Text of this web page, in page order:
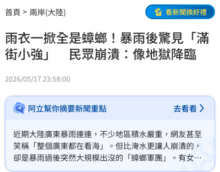
首頁 兩岸(大陸) 看新聞換好禮
雨衣一掀全是蟑螂！暴雨後驚見「滿
街小強」 民眾崩潰：像地獄降臨
2026/05/17 23:58:00
阿立幫你摘要新聞重點 去看看
近期大陸廣東暴雨連連，不少地區積水嚴重，網友甚至
笑稱「整個廣東都在看海」。但比淹水更讓人崩潰的，
卻是暴雨過後突然大規模出沒的「蟑螂軍團」。有女子
冒雨準備移車時，竟發現雨衣、牆角、機車籃甚至整條